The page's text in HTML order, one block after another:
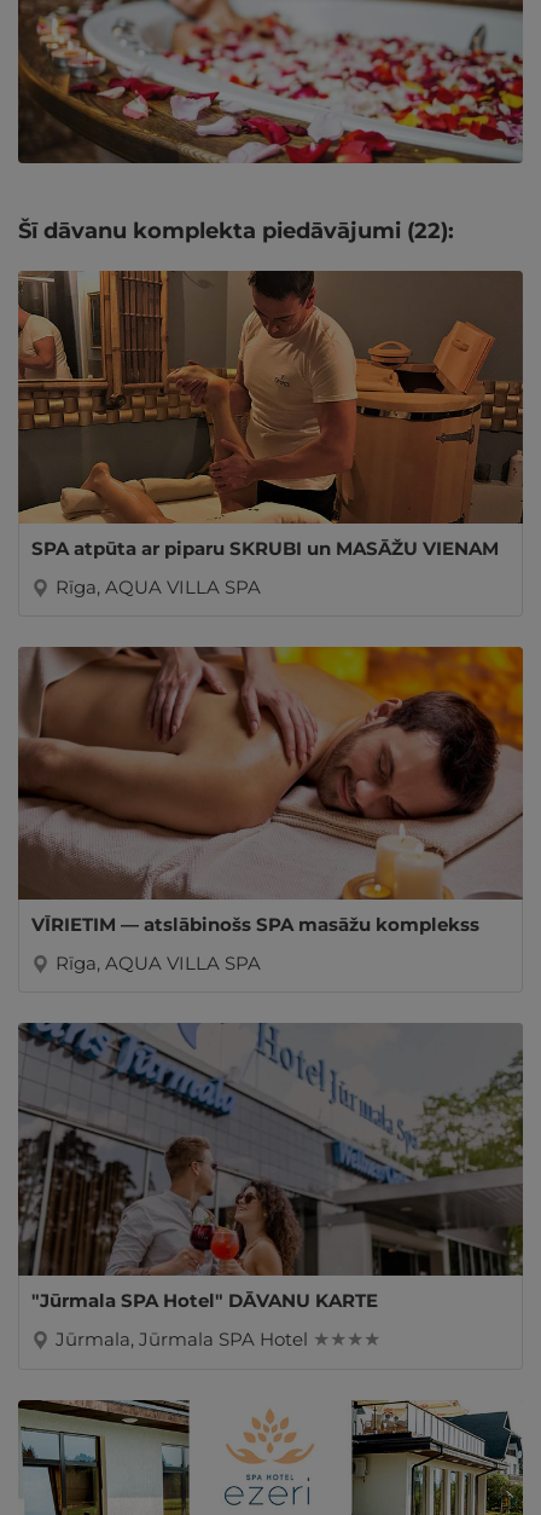
Šī dāvanu komplekta piedāvājumi (22):
SPA atpūta ar piparu SKRUBI un MASĀŽU VIENAM
Rīga, AQUA VILLA SPA
VĪRIETIM — atslābinošs SPA masāžu komplekss
Rīga, AQUA VILLA SPA
"Jūrmala SPA Hotel" DĀVANU KARTE
Jūrmala, Jūrmala SPA Hotel ★ ★ ★ ★